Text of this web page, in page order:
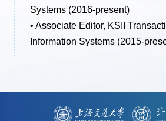
Systems (2016-present)
• Associate Editor, KSII
Information Systems (2015-